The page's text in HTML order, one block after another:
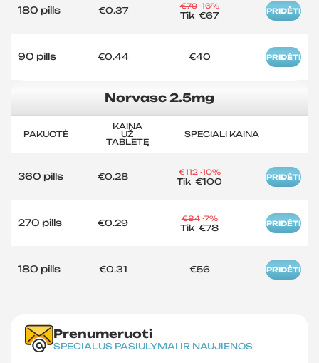
180 pills €0.37 €79 -16%
Tik€67 PRIDĖTI
90 pills €0.44 €40 PRIDĖTI
Norvasc 2.5mg
PAKUOTĖ
KAINA
UŽ
TABLETĘ
SPECIALI KAINA
360 pills €0.28 €112 -10%
Tik€100 PRIDĖTI
270 pills €0.29 €84 -7%
Tik€78 PRIDĖTI
180 pills €0.31 €56 PRIDĖTI
Prenumeruoti
SPECIALŪS PASIŪLYMAI IR NAUJIENOS